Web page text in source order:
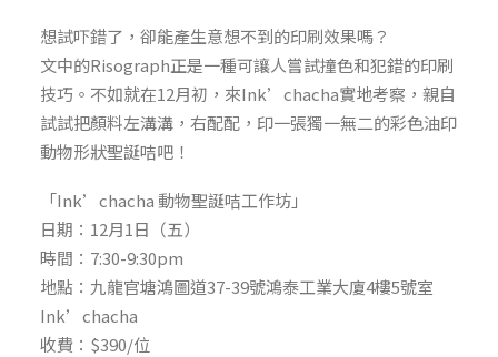
想試吓錯了，卻能產生意想不到的印刷效果嗎？
文中的Risograph正是一種可讓人嘗試撞色和犯錯的印刷
技巧。不如就在12月初，來Ink’chacha實地考察，親自
試試把顏料左溝溝，右配配，印一張獨一無二的彩色油印
動物形狀聖誕咭吧！
「Ink’chacha 動物聖誕咭工作坊」
日期：12月1日（五）
時間：7:30-9:30pm
地點：九龍官塘鴻圖道37-39號鴻泰工業大廈4樓5號室
Ink’chacha
收費：$390/位